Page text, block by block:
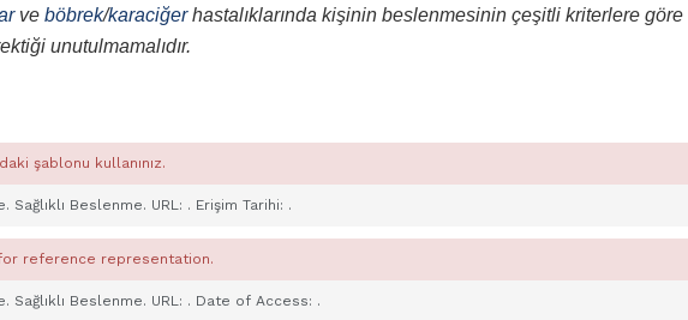
ve böbrek/karaciğerhastalıklarında kişinin beslenmesinin çeşitli kriterlere göre
unutulmamalıdır.
şablonu kullanınız.
Sağlıklı Beslenme. URL: . Erişim Tarihi: .
reference representation.
Sağlıklı Beslenme. URL: . Date of Access: .